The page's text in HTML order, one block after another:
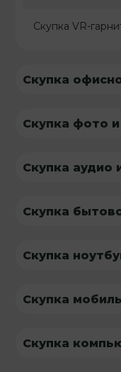
Скупка VR-
Скупка
Скупка фото
Скупка аудио
Скупка
Скупка
Скупка
Скупка